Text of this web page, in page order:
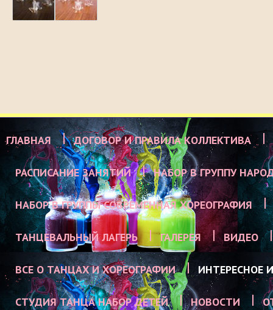
ГЛАВНАЯ ДОГОВОР И ПРАВИЛА КОЛЛЕКТИВА
РАСПИСАНИЕ ЗАНЯТИЙ НАБОР В ГРУППУ
НАБОР В ГРУППЫ СОВРЕМЕННАЯ ХОРЕОГРАФИЯ
ТАНЦЕВАЛЬНЫЙ ЛАГЕРЬ ГАЛЕРЕЯ ВИДЕО
ВСЕ О ТАНЦАХ И ХОРЕОГРАФИИ ИНТЕРЕСНОЕ
СТУДИЯ ТАНЦА НАБОР ДЕТЕЙ НОВОСТИ